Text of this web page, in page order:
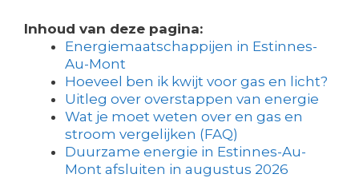
Inhoud van deze pagina:
Energiemaatschappijen in Estinnes-
Au-Mont
Hoeveel ben ik kwijt voor gas en licht?
Uitleg over overstappen van energie
Wat je moet weten over en gas en
stroom vergelijken (FAQ)
Duurzame energie in Estinnes-Au-
Mont afsluiten in augustus 2026